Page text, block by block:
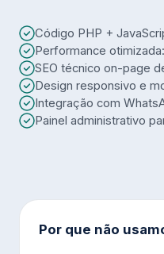
Código PHP +
Performance
SEO técnico on-page
Design responsivo e
Integração com
Painel administrativo
Por que não